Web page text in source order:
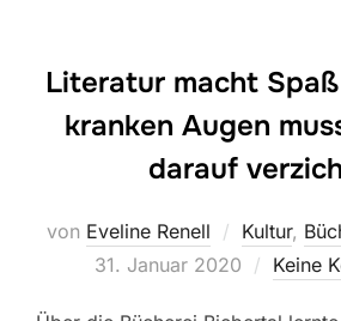
Literatur macht
kranken Augen
darauf
von Eveline Renell Kultur,
31. Januar 2020 Keine